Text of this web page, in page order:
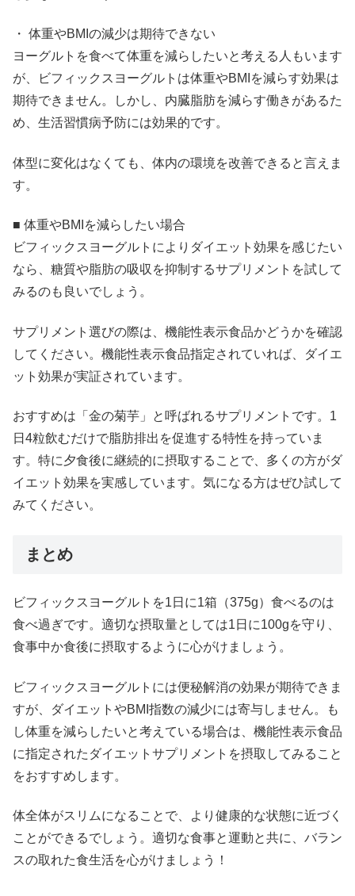
・ 体重やBMIの減少は期待できない
ヨーグルトを食べて体重を減らしたいと考える人もいます
が、ビフィックスヨーグルトは体重やBMIを減らす効果は
期待できません。しかし、内臓脂肪を減らす働きがあるた
め、生活習慣病予防には効果的です。
体型に変化はなくても、体内の環境を改善できると言えま
す。
■ 体重やBMIを減らしたい場合
ビフィックスヨーグルトによりダイエット効果を感じたい
なら、糖質や脂肪の吸収を抑制するサプリメントを試して
みるのも良いでしょう。
サプリメント選びの際は、機能性表示食品かどうかを確認
してください。機能性表示食品指定されていれば、ダイエ
ット効果が実証されています。
おすすめは「金の菊芋」と呼ばれるサプリメントです。1
日4粒飲むだけで脂肪排出を促進する特性を持っていま
す。特に夕食後に継続的に摂取することで、多くの方がダ
イエット効果を実感しています。気になる方はぜひ試して
みてください。
まとめ
ビフィックスヨーグルトを1日に1箱（375g）食べるのは
食べ過ぎです。適切な摂取量としては1日に100gを守り、
食事中か食後に摂取するように心がけましょう。
ビフィックスヨーグルトには便秘解消の効果が期待できま
すが、ダイエットやBMI指数の減少には寄与しません。も
し体重を減らしたいと考えている場合は、機能性表示食品
に指定されたダイエットサプリメントを摂取してみること
をおすすめします。
体全体がスリムになることで、より健康的な状態に近づく
ことができるでしょう。適切な食事と運動と共に、バラン
スの取れた食生活を心がけましょう！